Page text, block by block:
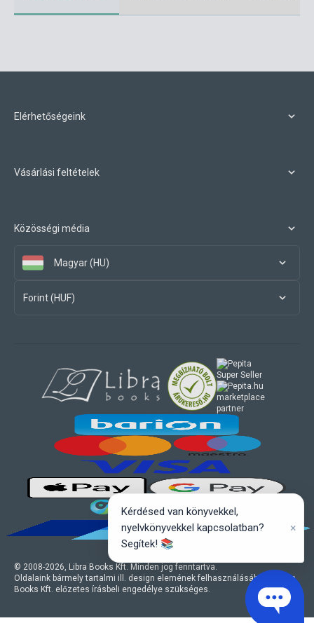
Elérhetőségeink
Vásárlási feltételek
Közösségi média
Magyar (HU)
Forint (HUF)
© 2008-2026, Libra Books Kft. Minden jog fenntartva.
Oldalaink bármely tartalmi ill. design elemének felhasználásához a Libra
Books Kft. előzetes írásbeli engedélye szükséges.
marketplace
partner
Kérdésed van könyvekkel,
nyelvkönyvekkel kapcsolatban?
Segítek! 📚
×